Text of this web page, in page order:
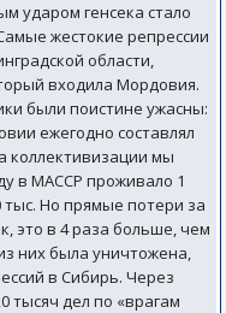
ударом генсека стало
жестокие репрессии
области,
входила Мордовия.
были поистине ужасны:
ежегодно составлял
коллективизации мы
в МАССР проживало 1
тыс. Но прямые потери за
это в 4 раза больше, чем
них была уничтожена,
в Сибирь. Через
тысяч дел по «врагам